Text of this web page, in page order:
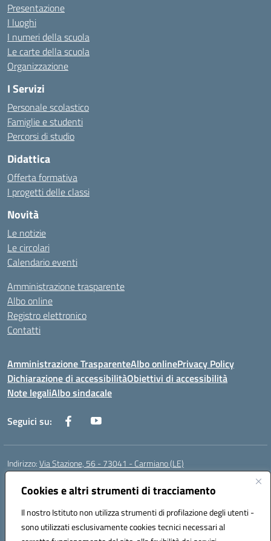
Cookies e altri strumenti di tracciamento
Il nostro Istituto non utilizza strumenti di profilazione degli utenti -
sono utilizzati esclusivamente cookies tecnici necessari al
Presentazione
I luoghi
I numeri della scuola
Le carte della scuola
Organizzazione
I Servizi
Personale scolastico
Famiglie e studenti
Percorsi di studio
Didattica
Offerta formativa
I progetti delle classi
Novità
Le notizie
Le circolari
Calendario eventi
Amministrazione trasparente
Albo online
Registro elettronico
Contatti
Amministrazione TrasparenteAlbo onlinePrivacy Policy
Dichiarazione di accessibilitàObiettivi di accessibilità
Note legaliAlbo sindacale
Seguici su:
Indirizzo:Via Stazione, 56 - 73041 - Carmiano (LE)
Centralino:
Posta elettronica certificata (PEC):leic88600a@pec.istruzione.it
Codice fiscale: 93058030755
Codice meccanografico:LEIC88600A
Codice Indice delle Pubbliche Amministrazioni (IPA): istsc_leic88600a